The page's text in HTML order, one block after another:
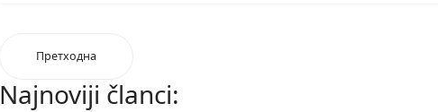
Претходна
Najnoviji članci: